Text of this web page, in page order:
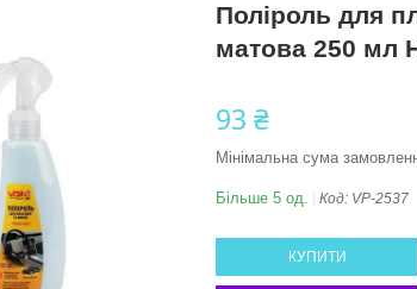
Поліроль для
матова 250 мл
93 ₴
Мінімальна сума
Більше 5 од. Код: VP-2537
КУПИТИ